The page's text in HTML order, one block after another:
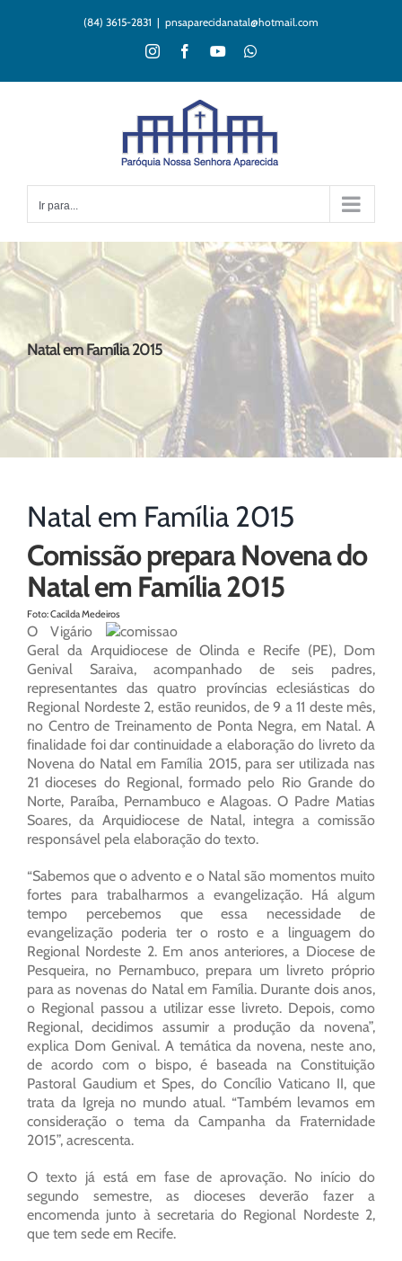
(84) 3615-2831 | pnsaparecidanatal@hotmail.com
InstagramFacebookYouTubeWhatsApp
Ir para...
Natal em Família 2015
Natal em Família 2015
Comissão prepara Novena do
Natal em Família 2015
Foto: Cacilda Medeiros
O Vigário
Geral da Arquidiocese de Olinda e Recife (PE), Dom
Genival Saraiva, acompanhado de seis padres,
representantes das quatro províncias eclesiásticas do
Regional Nordeste 2, estão reunidos, de 9 a 11 deste mês,
no Centro de Treinamento de Ponta Negra, em Natal. A
finalidade foi dar continuidade a elaboração do livreto da
Novena do Natal em Família 2015, para ser utilizada nas
21 dioceses do Regional, formado pelo Rio Grande do
Norte, Paraíba, Pernambuco e Alagoas. O Padre Matias
Soares, da Arquidiocese de Natal, integra a comissão
responsável pela elaboração do texto.
“Sabemos que o advento e o Natal são momentos muito
fortes para trabalharmos a evangelização. Há algum
tempo percebemos que essa necessidade de
evangelização poderia ter o rosto e a linguagem do
Regional Nordeste 2. Em anos anteriores, a Diocese de
Pesqueira, no Pernambuco, prepara um livreto próprio
para as novenas do Natal em Família. Durante dois anos,
o Regional passou a utilizar esse livreto. Depois, como
Regional, decidimos assumir a produção da novena”,
explica Dom Genival. A temática da novena, neste ano,
de acordo com o bispo, é baseada na Constituição
Pastoral Gaudium et Spes, do Concílio Vaticano II, que
trata da Igreja no mundo atual. “Também levamos em
consideração o tema da Campanha da Fraternidade
2015”, acrescenta.
O texto já está em fase de aprovação. No início do
segundo semestre, as dioceses deverão fazer a
encomenda junto à secretaria do Regional Nordeste 2,
que tem sede em Recife.